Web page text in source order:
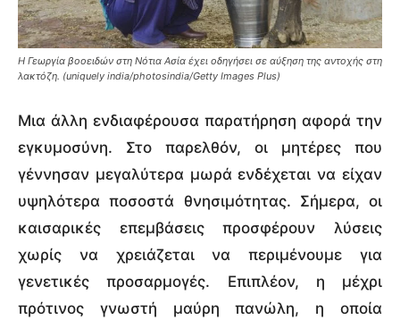
Η Γεωργία βοοειδών στη Νότια Ασία έχει οδηγήσει σε αύξηση της αντοχής στη
λακτόζη. (uniquely india/photosindia/Getty Images Plus)
Μια άλλη ενδιαφέρουσα παρατήρηση αφορά την
εγκυμοσύνη. Στο παρελθόν, οι μητέρες που
γέννησαν μεγαλύτερα μωρά ενδέχεται να είχαν
υψηλότερα ποσοστά θνησιμότητας. Σήμερα, οι
καισαρικές επεμβάσεις προσφέρουν λύσεις
χωρίς να χρειάζεται να περιμένουμε για
γενετικές προσαρμογές. Επιπλέον, η μέχρι
πρότινος γνωστή μαύρη πανώλη, η οποία